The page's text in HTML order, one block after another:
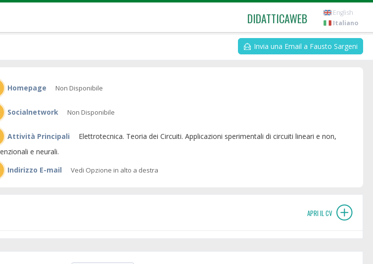
DIDATTICAWEB
English
Italiano
Invia una Email a Fausto Sargeni
Homepage Non Disponibile
Socialnetwork Non Disponibile
Attività Principali
e neurali.
Indirizzo E-mail
Vedi Opzione in alto a destra
APRI IL CV